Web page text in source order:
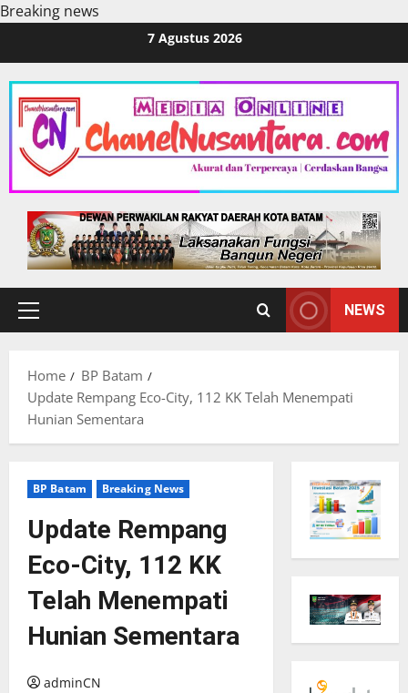
Breaking news
content
7 Agustus 2026
Primary
NEWS
Home
BP Batam
Update Rempang Eco-City, 112 KK Telah Menempati
Hunian Sementara
BP Batam Breaking News
Update Rempang
Eco-City, 112 KK
Telah Menempati
Hunian Sementara
adminCN